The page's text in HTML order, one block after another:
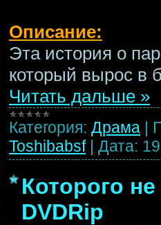
Описание:
Эта история о
который вырос в
Читать дальше »
Категория: Драма |
Toshibabsf | Дата:
Которого
DVDRip